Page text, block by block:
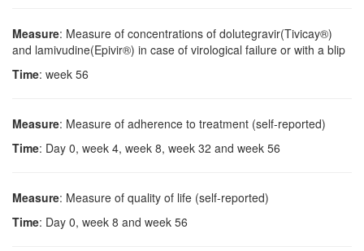
Measure: Measure of concentrations of dolutegravir(Tivicay®)
and lamivudine(Epivir®) in case of virological failure or with a blip
Time: week 56
Measure: Measure of adherence to treatment (self-reported)
Time: Day 0, week 4, week 8, week 32 and week 56
Measure: Measure of quality of life (self-reported)
Time: Day 0, week 8 and week 56